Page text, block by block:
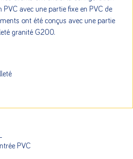
PVC avec une partie fixe en PVC de
ont été conçus avec une partie
granité G200.
PVC